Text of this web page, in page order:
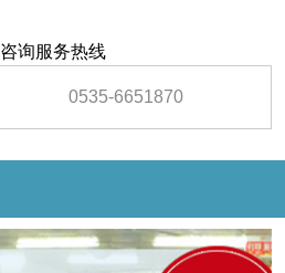
0535-6651870
咨询服务热线